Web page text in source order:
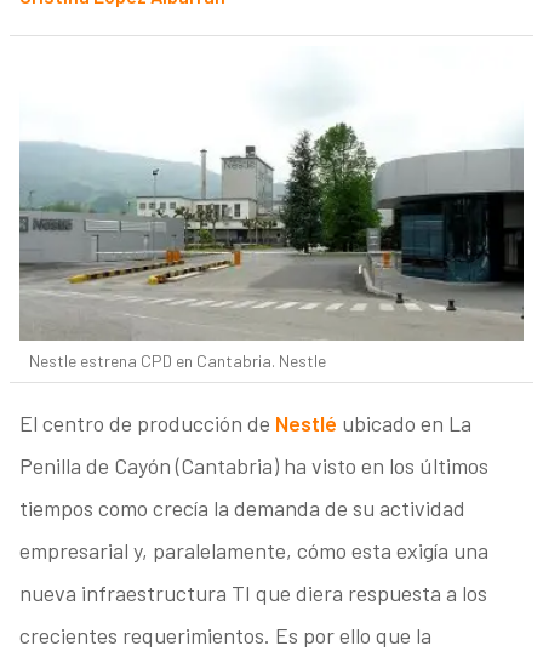
Nestle estrena CPD en Cantabria. Nestle
El centro de producción de Nestlé ubicado en La
Penilla de Cayón (Cantabria) ha visto en los últimos
tiempos como crecía la demanda de su actividad
empresarial y, paralelamente, cómo esta exigía una
nueva infraestructura TI que diera respuesta a los
crecientes requerimientos. Es por ello que la